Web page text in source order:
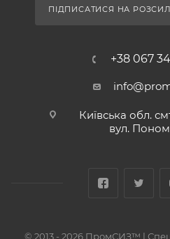
ПІДПИСАТИСЯ НА
+38 067
Київська обл.
вул.
© 2013 - 2026 ПромСИЗ™ |